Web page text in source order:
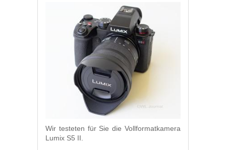
Wir testeten für Sie die Vollformatkamera
Lumix S5 II.